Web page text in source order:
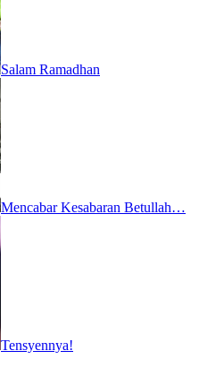
Salam Ramadhan
Mencabar Kesabaran Betullah…
Tensyennya!